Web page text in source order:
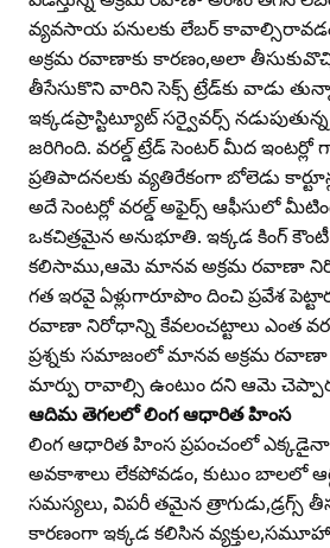
వ్యవసాయ పనులకు లేబర్‌
అక్రమ రవాణాకు కారణం,అలా
తీసేసుకొని వారిని సెక్స్‌ ట్రేడ్‌కు వాడు
ఇక్కడప్రాస్టిట్యూట్‌ సర్వైవర్స్‌
జరిగింది. వరల్డ్‌ ట్రేడ్‌ సెంటర్‌ మీద ఇంటర్లో
ప్రతిపాదనలకు వ్యతిరేకంగా బోలెడు
అదే సెంటర్లో వరల్డ్‌ అఫైర్స్‌ ఆఫీసులో
ఒకచిత్రమైన అనుభూతి. ఇక్కడ కింగ్‌
కలిసాము,ఆమె మానవ అక్రమ రవాణా
గత ఇరవై ఏళ్లుగారూపొం దించి ప్రవేశ
రవాణా నిరోధాన్ని కేవలంచట్టాలు ఎంత
ప్రశ్నకు సమాజంలో మానవ అక్రమ రవాణా
మార్పు రావాల్సి ఉంటుం దని ఆమె
ఆదిమ తెగలలో లింగ ఆధారిత హింస
లింగ ఆధారిత హింస ప్రపంచంలో
అవకాశాలు లేకపోవడం, కుటుం బాలలో
సమస్యలు, విపరీ తమైన త్రాగుడు,డ్రగ్స్‌
కారణంగా ఇక్కడ కలిసిన